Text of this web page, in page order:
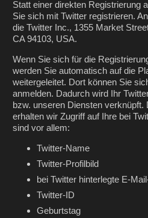
Statt einer direkten Registrierung
Sie sich mit Twitter registrieren.
die Twitter Inc., 1355 Market
CA 94103, USA.
Wenn Sie sich für die
werden Sie automatisch auf die
weitergeleitet. Dort können Sie
anmelden. Dadurch wird Ihr
bzw. unseren Diensten verknüpft.
erhalten wir Zugriff auf Ihre bei
sind vor allem:
Twitter-Name
Twitter-Profilbild
bei Twitter hinterlegte E-
Twitter-ID
Geburtstag